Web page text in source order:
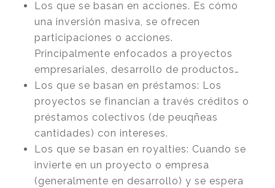
Los que se basan en acciones. Es cómo
una inversión masiva, se ofrecen
participaciones o acciones.
Principalmente enfocados a proyectos
empresariales, desarrollo de productos…
Los que se basan en préstamos: Los
proyectos se financian a través créditos o
préstamos colectivos (de peuqñeas
cantidades) con intereses.
Los que se basan en royalties: Cuando se
invierte en un proyecto o empresa
(generalmente en desarrollo) y se espera